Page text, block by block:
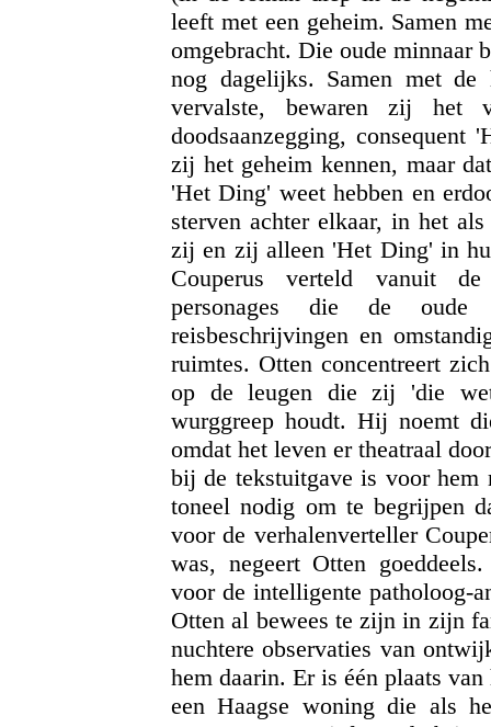
leeft met een geheim. Samen
omgebracht. Die oude minnaar
nog dagelijks. Samen met de
vervalste, bewaren zij het
doodsaanzegging, consequent
zij het geheim kennen, maar
'Het Ding' weet hebben en
sterven achter elkaar, in het
zij en zij alleen 'Het Ding' in
Couperus verteld vanuit
personages die de oude
reisbeschrijvingen en
ruimtes. Otten concentreert
op de leugen die zij 'die
wurggreep houdt. Hij noemt
omdat het leven er theatraal
bij de tekstuitgave is voor hem
toneel nodig om te begrijpen
voor de verhalenverteller
was, negeert Otten
voor de intelligente patholoog-
Otten al bewees te zijn in zijn
nuchtere observaties van
hem daarin. Er is één plaats
een Haagse woning die als